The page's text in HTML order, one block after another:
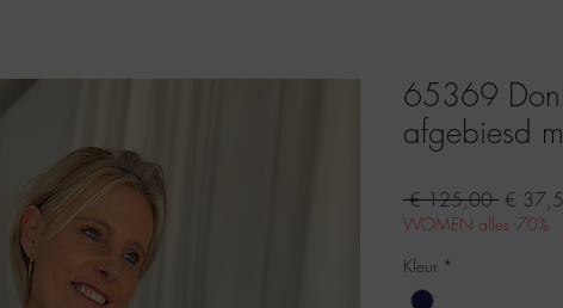
65369
afgebiesd
€ 125,00
prijs
€
WOMEN alles -70%
Kleur *